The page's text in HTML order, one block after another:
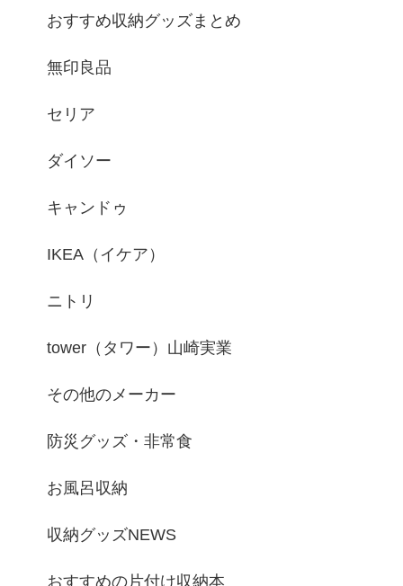
おすすめ収納グッズまとめ
無印良品
セリア
ダイソー
キャンドゥ
IKEA（イケア）
ニトリ
tower（タワー）山崎実業
その他のメーカー
防災グッズ・非常食
お風呂収納
収納グッズNEWS
おすすめの片付け収納本